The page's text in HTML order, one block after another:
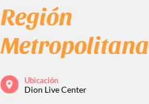
Región
Metropolitana
Ubicación
Dion Live Center